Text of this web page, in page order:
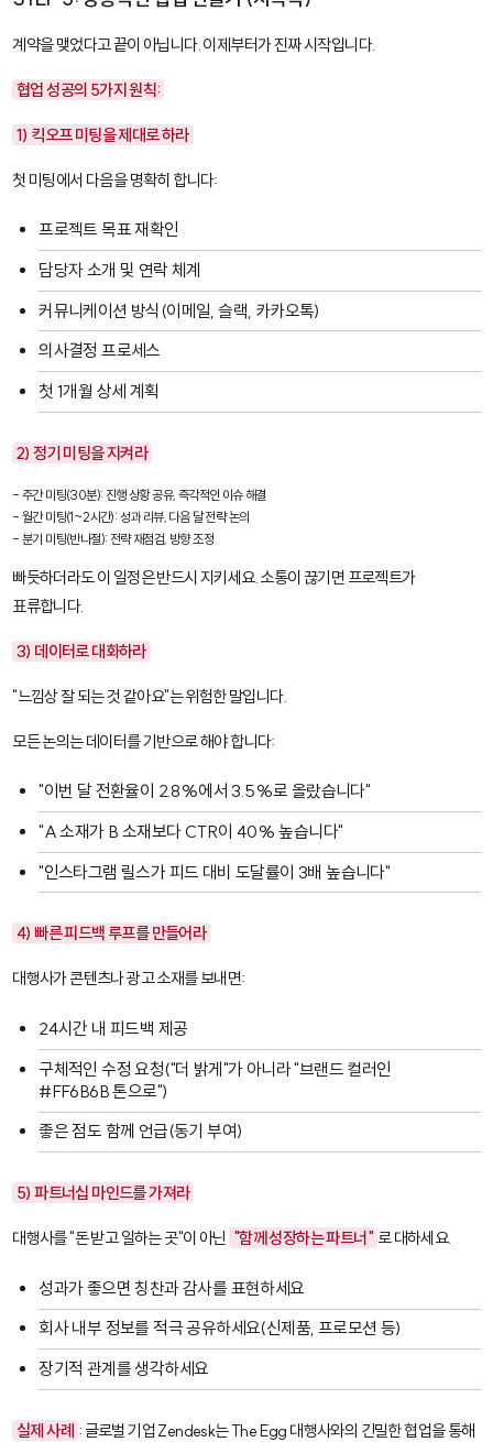
계약을 맺었다고 끝이 아닙니다. 이제부터가 진짜 시작입니다.
협업 성공의 5가지 원칙:
1) 킥오프 미팅을 제대로 하라
첫 미팅에서 다음을 명확히 합니다:
프로젝트 목표 재확인
담당자 소개 및 연락 체계
커뮤니케이션 방식(이메일, 슬랙, 카카오톡)
의사결정 프로세스
첫 1개월 상세 계획
2) 정기 미팅을 지켜라
- 주간 미팅(30분): 진행 상황 공유, 즉각적인 이슈 해결
- 월간 미팅(1~2시간): 성과 리뷰, 다음 달 전략 논의
- 분기 미팅(반나절): 전략 재점검, 방향 조정
빠듯하더라도 이 일정은 반드시 지키세요. 소통이 끊기면 프로젝트가
표류합니다.
3) 데이터로 대화하라
"느낌상 잘 되는 것 같아요"는 위험한 말입니다.
모든 논의는 데이터를 기반으로 해야 합니다:
"이번 달 전환율이 2.8%에서 3.5%로 올랐습니다"
"A 소재가 B 소재보다 CTR이 40% 높습니다"
"인스타그램 릴스가 피드 대비 도달률이 3배 높습니다"
4) 빠른 피드백 루프를 만들어라
대행사가 콘텐츠나 광고 소재를 보내면:
24시간 내 피드백 제공
구체적인 수정 요청("더 밝게"가 아니라 "브랜드 컬러인
#FF6B6B 톤으로")
좋은 점도 함께 언급(동기 부여)
5) 파트너십 마인드를 가져라
대행사를 "돈 받고 일하는 곳"이 아닌 "함께 성장하는 파트너" 로 대하세요.
성과가 좋으면 칭찬과 감사를 표현하세요
회사 내부 정보를 적극 공유하세요(신제품, 프로모션 등)
장기적 관계를 생각하세요
실제 사례 : 글로벌 기업 Zendesk는 The Egg 대행사와의 긴밀한 협업을 통해